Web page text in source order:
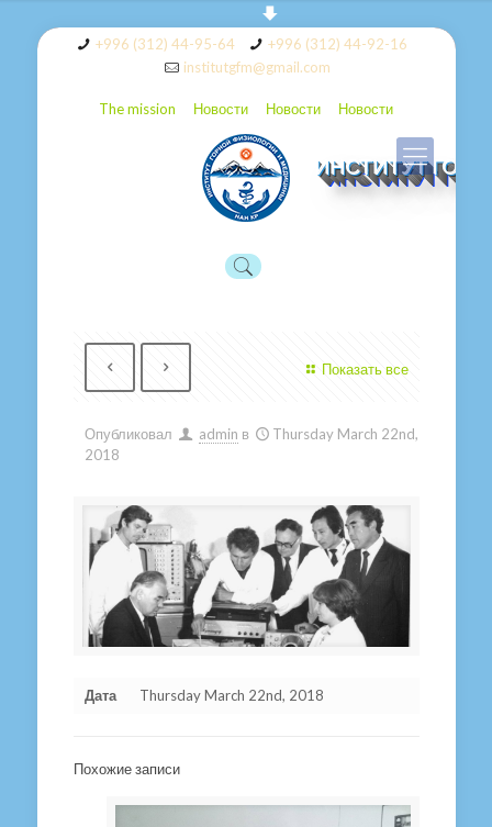
+996 (312) 44-95-64
+996 (312) 44-92-16
institutgfm@gmail.com
The mission Новости Новости Новости
ИНСТИТУТ
Показать все
Опубликовал admin в
Thursday March 22nd,
2018
Дата Thursday March 22nd, 2018
Похожие записи